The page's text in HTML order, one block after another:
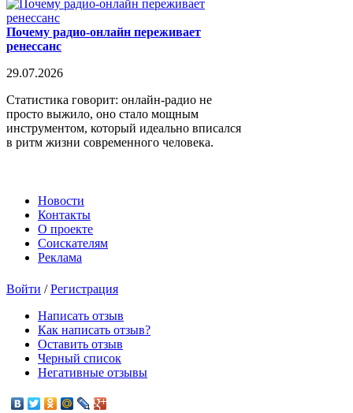
Почему радио-онлайн переживает
ренессанс
29.07.2026
Статистика говорит: онлайн-радио не
просто выжило, оно стало мощным
инструментом, который идеально вписался
в ритм жизни современного человека.
Новости
Контакты
О проекте
Соискателям
Реклама
Войти /Регистрация
Написать отзыв
Как написать отзыв?
Оставить отзыв
Черный список
Негативные отзывы